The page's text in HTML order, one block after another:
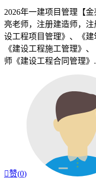
2026年一建项目管理【
亮老师，注册建造师，
设工程项目管理》、《
《建设工程施工管理》
师《建设工程合同管理》
赞(0)